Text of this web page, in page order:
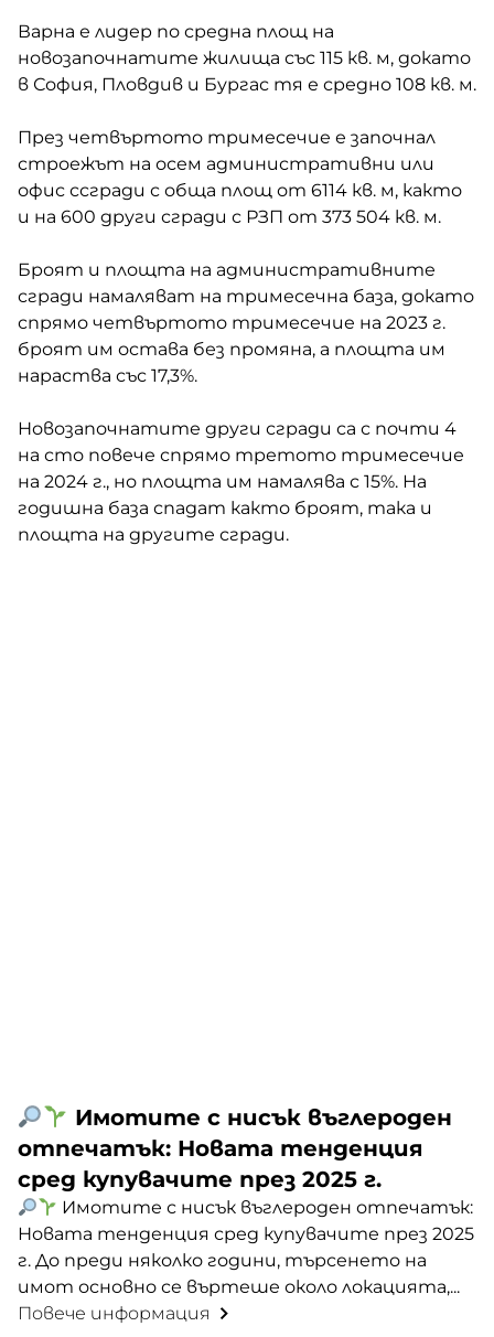
Варна е лидер по средна площ на
новозапочнатите жилища със 115 кв. м, докато
в София, Пловдив и Бургас тя е средно 108 кв. м.
През четвъртото тримесечие е започнал
строежът на осем административни или
офис ссгради с обща площ от 6114 кв. м, както
и на 600 други сгради с РЗП от 373 504 кв. м.
Броят и площта на административните
сгради намаляват на тримесечна база, докато
спрямо четвъртото тримесечие на 2023 г.
броят им остава без промяна, а площта им
нараства със 17,3%.
Новозапочнатите други сгради са с почти 4
на сто повече спрямо третото тримесечие
на 2024 г., но площта им намалява с 15%. На
годишна база спадат както броят, така и
площта на другите сгради.
Имотите с нисък въглероден
отпечатък: Новата тенденция
сред купувачите през 2025 г.
Имотите с нисък въглероден отпечатък:
Новата тенденция сред купувачите през 2025
г. До преди няколко години, търсенето на
имот основно се въртеше около локацията,...
Повече информация